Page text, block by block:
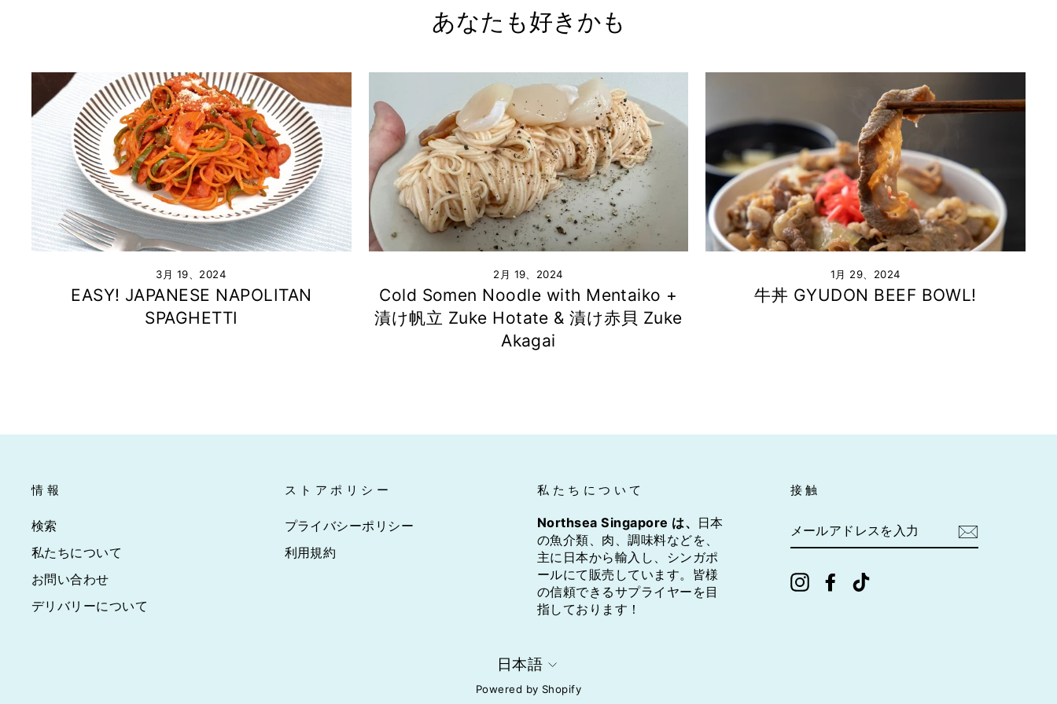
あなたも好きかも
3月 19、2024
EASY! JAPANESE NAPOLITAN
SPAGHETTI
2月 19、2024
Cold Somen Noodle with Mentaiko +
漬け帆立 Zuke Hotate & 漬け赤貝 Zuke
Akagai
1月 29、2024
牛丼 GYUDON BEEF BOWL!
情報
検索
私たちについて
お問い合わせ
デリバリーについて
ストアポリシー
プライバシーポリシー
利用規約
私たちについて
Northsea Singapore は、
日本
の魚介類、肉、調味料などを、
主に日本から輸入し、シンガポ
ールにて販売しています。皆様
の信頼できるサプライヤーを目
指しております！
接触
ー
ル
ド
レ
InstagramFacebook
言
語
日本語
Powered by Shopify